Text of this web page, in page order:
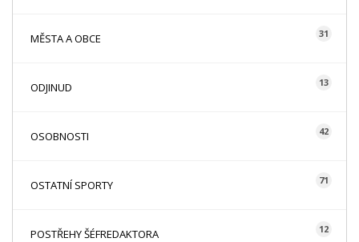
MĚSTA A OBCE 31
ODJINUD 13
OSOBNOSTI 42
OSTATNÍ SPORTY 71
POSTŘEHY ŠÉFREDAKTORA 12